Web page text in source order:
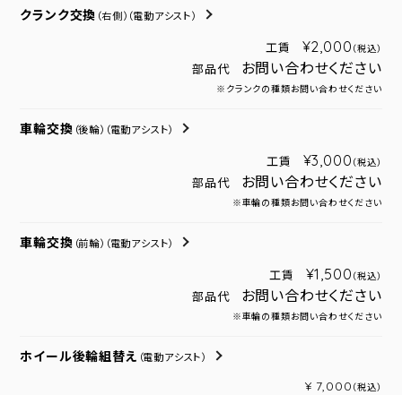
クランク交換 （右側） （電動アシスト）
工賃 ¥2,000 （税込）
部品代 お問い合わせください
※クランクの種類お問い合わせください
車輪交換 （後輪） （電動アシスト）
工賃 ¥3,000 （税込）
部品代 お問い合わせください
※車輪の種類お問い合わせください
車輪交換 （前輪） （電動アシスト）
工賃 ¥1,500 （税込）
部品代 お問い合わせください
※車輪の種類お問い合わせください
ホイール後輪組替え （電動アシスト）
¥ 7,000 （税込）